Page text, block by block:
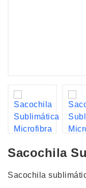
Sacochila
Sacochila